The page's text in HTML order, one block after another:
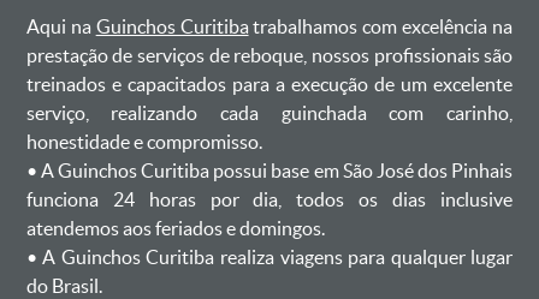
Aqui na Guinchos Curitiba trabalhamos com excelência na
prestação de serviços de reboque, nossos profissionais são
treinados e capacitados para a execução de um excelente
serviço, realizando cada guinchada com carinho,
honestidade e compromisso.
ㅤㅤ• A Guinchos Curitiba possui base em São José dos Pinhais
funciona 24 horas por dia, todos os dias inclusive
atendemos aos feriados e domingos.
ㅤㅤ• A Guinchos Curitiba realiza viagens para qualquer lugar
do Brasil.